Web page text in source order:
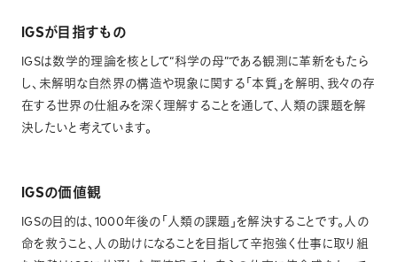
IGSが目指すもの
IGSは数学的理論を核として“科学の母”である観測に革新をもたら
し、未解明な自然界の構造や現象に関する「本質」を解明、我々の存
在する世界の仕組みを深く理解することを通して、人類の課題を解
決したいと考えています。
IGSの価値観
IGSの目的は、1000年後の「人類の課題」を解決することです。人の
命を救うこと、人の助けになることを目指して辛抱強く仕事に取り組